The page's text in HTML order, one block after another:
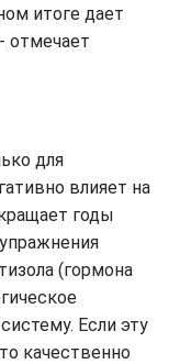
итоге дает
отмечает
для
влияет на
годы
(гормона
Если эту
качественно